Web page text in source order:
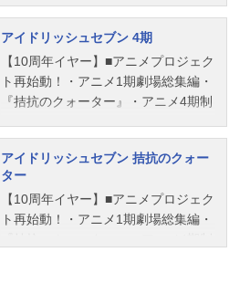
雲社長の企...
乙女楽：羽多野渉九条天：斉藤壮馬
十龍之介：佐藤拓也小鳥遊音晴：千
葉進歩大神万理：興津和幸小鳥遊
紡：佐藤聡美八乙女宗助：小西克幸
姉鷺カオル：川原慶久スタッフ原
志見文太監督：別所誠人スーパーバ
イザー：あおきえいシリーズ構成：
関根アユミキャラクター原案：種村
有菜アニメーションキャラクターデ
ザイン...
名アイドリッシュセブンSecondBEA
T!放送形態TVアニメシリーズアイド
リッシュセブンスケジュール2020年
10月18日（日）～2020年12月27日
（日）TOKYOMXほか話数全15話キ
和：白井悠介和泉三月：代永翼四葉
環：KENN逢坂壮五：阿部敦六弥ナ
ギ：江口拓也七瀬陸：小野賢章小鳥
遊音晴：千葉進歩大神万理：興津和
幸小鳥遊紡：佐藤聡美八乙女楽：羽
み合うなか、アイドル業界を揺るが
す“新勢力”も密かに動き出していた―
―。作品名アイドリッシュセブンThir
dBEAT!放送形態TVアニメシリーズア
イドリッシュセブンスケジュール第1
年9月26日（日）第2クール：2022年
10月2日（日）〜2023年2月26日
（日）TOKYOMX・BS11ほか話数全
30話キャスト和泉一織：増田俊樹二
階堂大和：白井悠介和泉三月：代永
018年2月17日（土）～YouTubeにて
話数全8話キャスト和泉一織：増田俊
樹二階堂大和：白井悠介和泉三月：
代永翼四葉環：KENN逢坂壮五：阿部
敦六弥ナギ：江口拓也七瀬陸：小野
藤壮馬十龍之介：佐藤拓也百：保志
総一朗千：立花慎之介小鳥遊音晴：
千葉進歩大神万理：興津和幸小鳥遊
紡：佐藤聡美八乙女宗助：小西克幸
姉鷺カオル：川原慶久スタッフ原
アイドリッシュセブン 4期
【10周年イヤー】■アニメプロジェク
ト再始動！・アニメ1期劇場総集編・
『拮抗のクォーター』・アニメ4期制
ブン』"ANewBeginning"▼Youtubehtt
ps://t.co/8ShEUnlvZN詳細は続報をお
待ちくださいませ！#アイナナ#アイ
ナナ10周年イヤーpic.twitter.com/sD2
VW8jzkS—アイドリッシュセブン公
アイドリッシュセブン 拮抗のクォー
ター
【10周年イヤー】■アニメプロジェク
ト再始動！・アニメ1期劇場総集編・